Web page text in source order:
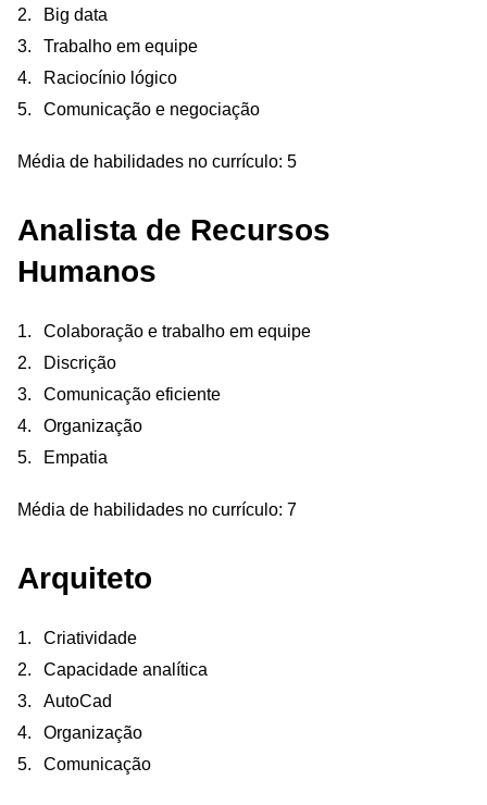
Big data
Trabalho em equipe
Raciocínio lógico
Comunicação e negociação
Média de habilidades no currículo: 5
Analista de Recursos
Humanos
Colaboração e trabalho em equipe
Discrição
Comunicação eficiente
Organização
Empatia
Média de habilidades no currículo: 7
Arquiteto
Criatividade
Capacidade analítica
AutoCad
Organização
Comunicação